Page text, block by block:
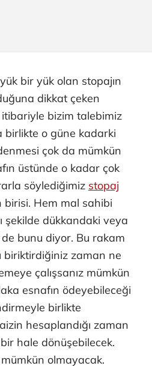
bir yük olan stopajın
dikkat çeken
bizim talebimiz
birlikte o güne kadarki
çok da mümkün
üstünde o kadar çok
söylediğimiz stopaj
Hem mal sahibi
şekilde dükkandaki veya
bunu diyor. Bu rakam
biriktirdiğiniz zaman ne
çalışsanız mümkün
esnafın ödeyebileceği
birlikte
hesaplandığı zaman
hale dönüşebilecek.
olmayacak.